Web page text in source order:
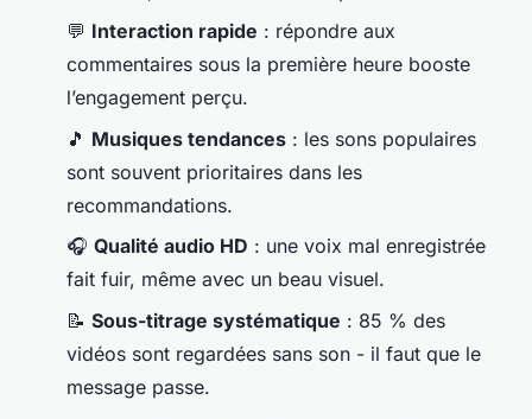
💬 Interaction rapide : répondre aux
commentaires sous la première heure booste
l’engagement perçu.
🎵 Musiques tendances : les sons populaires
sont souvent prioritaires dans les
recommandations.
🎧 Qualité audio HD : une voix mal enregistrée
fait fuir, même avec un beau visuel.
📝 Sous-titrage systématique : 85 % des
vidéos sont regardées sans son - il faut que le
message passe.